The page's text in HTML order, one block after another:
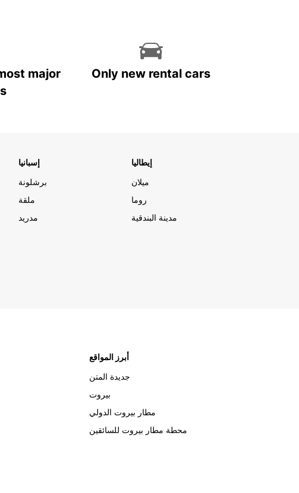
major
Only new rental cars
إسبانيا
برشلونة
ملقة
مدريد
إيطاليا
ميلان
روما
مدينة البندقية
أبرز المواقع
جديدة المتن
بيروت
مطار بيروت الدولي
محطة مطار بيروت للسائقين